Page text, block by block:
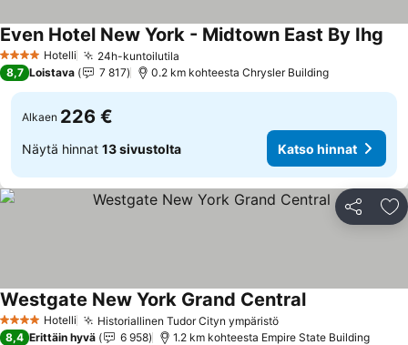
4 Tähtiluokitus
Hotelli 24h-kuntoilutila
Even Hotel New York - Midtown East By Ihg
8,7 Loistava 7 817 0.2 km kohteesta Chrysler Building
Alkaen 226 €
Näytä hinnat 13 sivustolta Katso hinnat
Jaa
4 Tähtiluokitus
Hotelli Historiallinen Tudor Cityn ympäristöKatso hinnat
Westgate New York Grand CentralKatso hinnat
8,4 Erittäin hyvä 6 958 1.2 km kohteesta Empire State Building